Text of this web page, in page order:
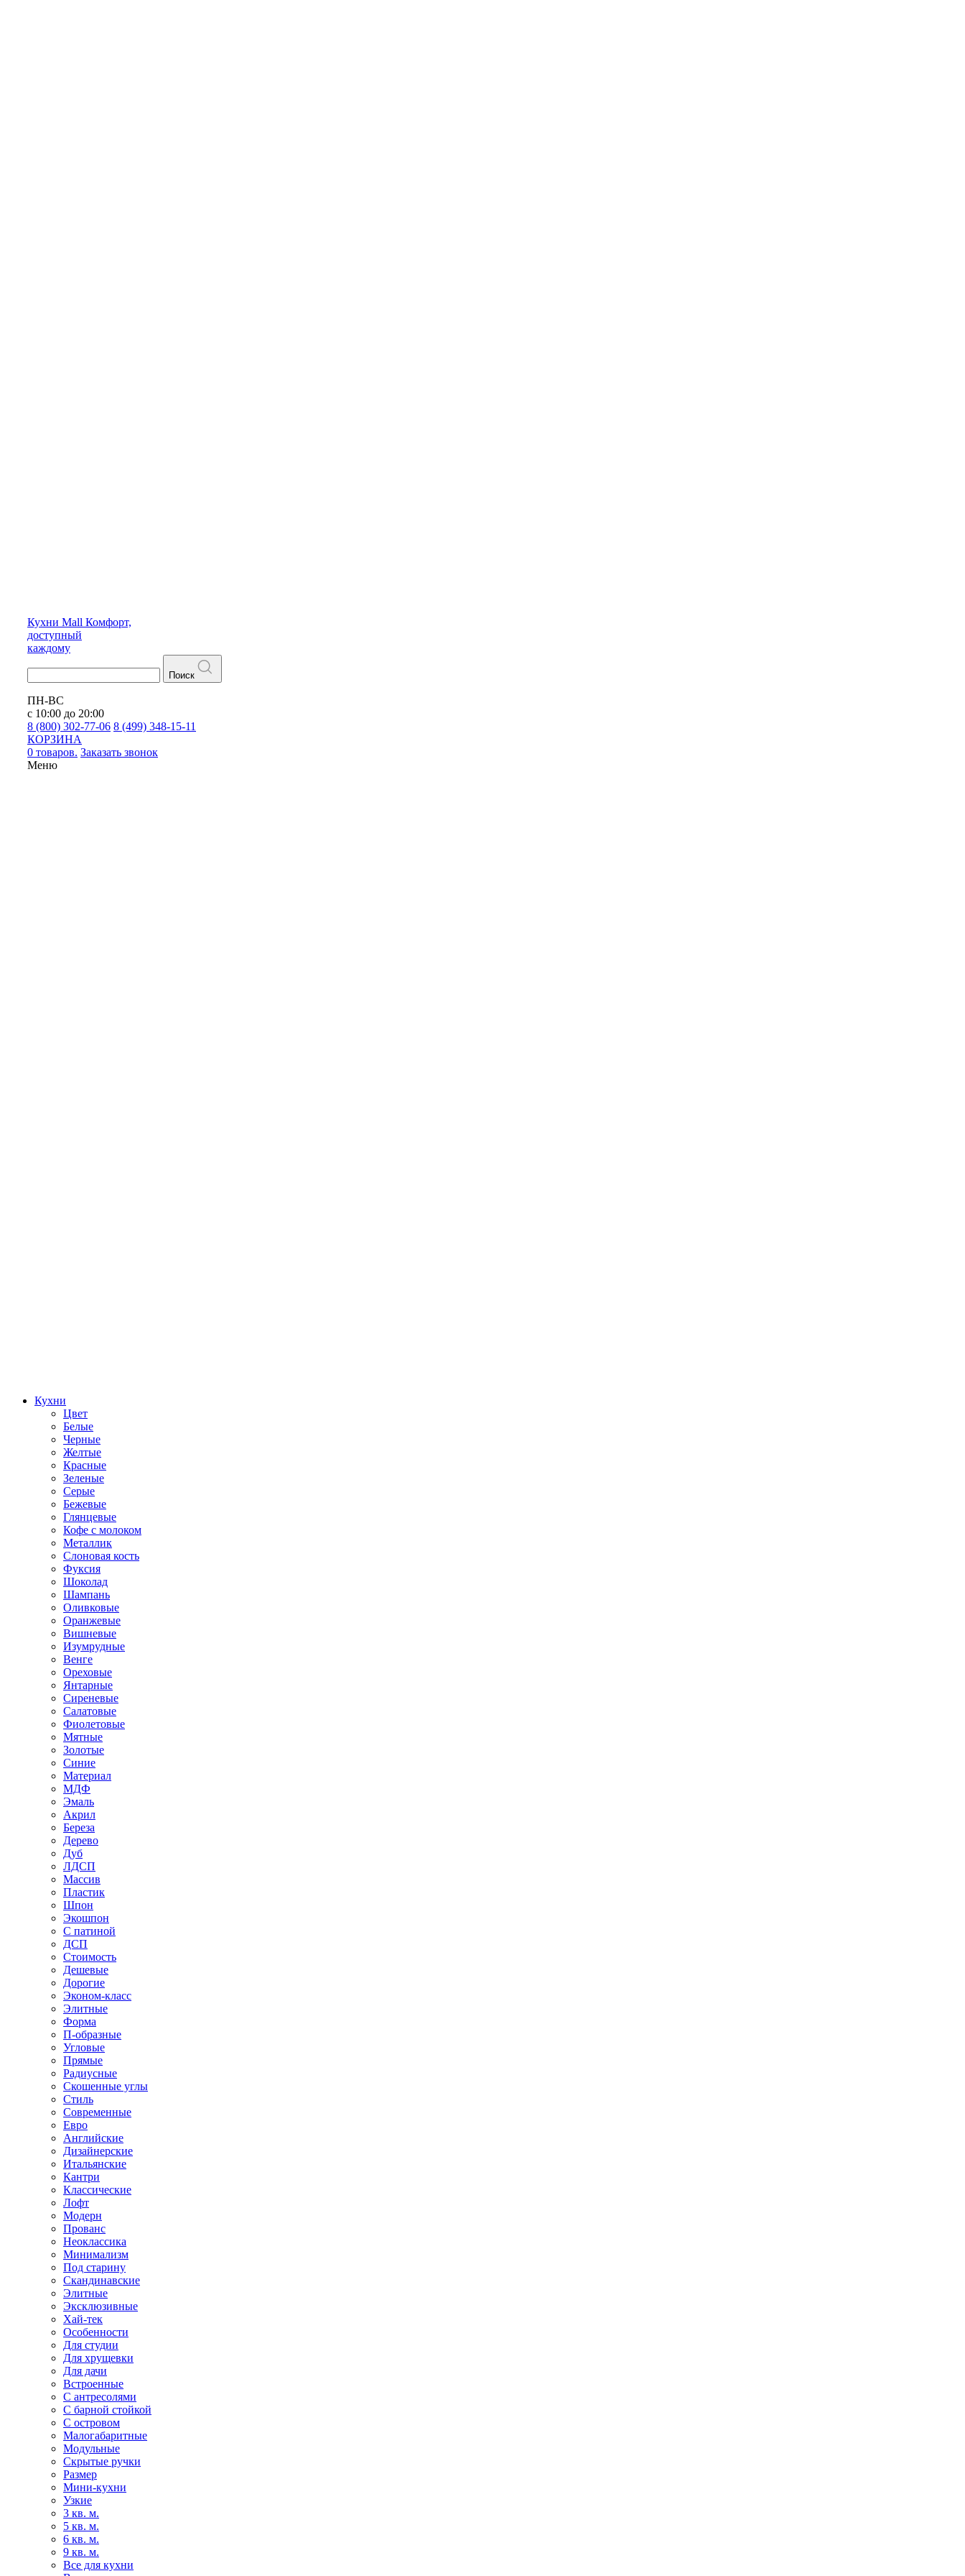
Кухни Mall Комфорт,
доступный
каждому
Поиск
ПН-ВС
с 10:00 до 20:00
8 (800) 302-77-06 8 (499) 348-15-11
КОРЗИНА
0 товаров. Заказать звонок
Меню
Кухни
Цвет
Белые
Черные
Желтые
Красные
Зеленые
Серые
Бежевые
Глянцевые
Кофе с молоком
Металлик
Слоновая кость
Фуксия
Шоколад
Шампань
Оливковые
Оранжевые
Вишневые
Изумрудные
Венге
Ореховые
Янтарные
Сиреневые
Салатовые
Фиолетовые
Мятные
Золотые
Синие
Материал
МДФ
Эмаль
Акрил
Береза
Дерево
Дуб
ЛДСП
Массив
Пластик
Шпон
Экошпон
С патиной
ДСП
Стоимость
Дешевые
Дорогие
Эконом-класс
Элитные
Форма
П-образные
Угловые
Прямые
Радиусные
Скошенные углы
Стиль
Современные
Евро
Английские
Дизайнерские
Итальянские
Кантри
Классические
Лофт
Модерн
Прованс
Неоклассика
Минимализм
Под старину
Скандинавские
Элитные
Эксклюзивные
Хай-тек
Особенности
Для студии
Для хрущевки
Для дачи
Встроенные
С антресолями
С барной стойкой
С островом
Малогабаритные
Модульные
Скрытые ручки
Размер
Мини-кухни
Узкие
3 кв. м.
5 кв. м.
6 кв. м.
9 кв. м.
Все для кухни